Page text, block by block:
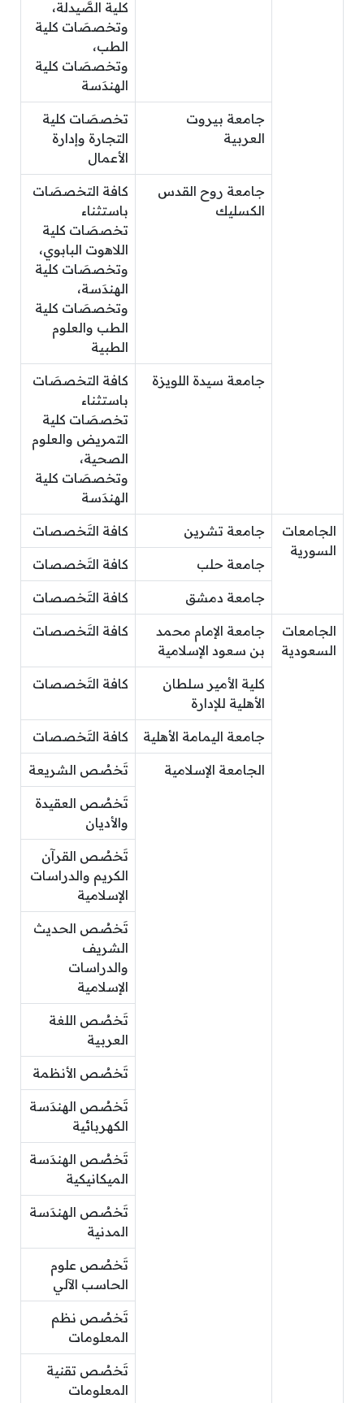
كلية الصَّيدلة،
وتخصصَات كلية
الطب،
وتخصصَات كلية
الهندَسة
جامعة بيروت
العربية
تخصصَات كلية
التجارة وإدارة
الأعمال
جامعة روح القدس
الكسليك
كافة التخصصَات
باستثناء
تخصصَات كلية
اللاهوت البابوي،
وتخصصَات كلية
الهندَسة،
وتخصصَات كلية
الطب والعلوم
الطبية
جامعة سيدة اللويزة
كافة التخصصَات
باستثناء
تخصصَات كلية
التمريض والعلوم
الصحية،
وتخصصَات كلية
الهندَسة
الجامعات
السورية
جامعة تشرين كافة التَخصصات
جامعة حلب كافة التَخصصات
جامعة دمشق كافة التَخصصات
الجامعات
السعودية
جامعة الإمام محمد
بن سعود الإسلامية
كافة التَخصصات
كلية الأمير سلطان
الأهلية للإدارة
كافة التَخصصات
جامعة اليمامة الأهلية كافة التَخصصات
الجامعة الإسلامية تَخصُص الشريعة
تَخصُص العقيدة
والأديان
تَخصُص القرآن
الكريم والدراسات
الإسلامية
تَخصُص الحديث
الشريف
والدراسات
الإسلامية
تَخصُص اللغة
العربية
تَخصُص الأنظمة
تَخصُص الهندَسة
الكهربائية
تَخصُص الهندَسة
الميكانيكية
تَخصُص الهندَسة
المدنية
تَخصُص علوم
الحاسب الآلي
تَخصُص نظم
المعلومات
تَخصُص تقنية
المعلومات